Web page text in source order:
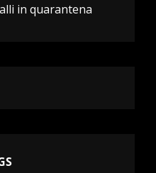
in quarantena